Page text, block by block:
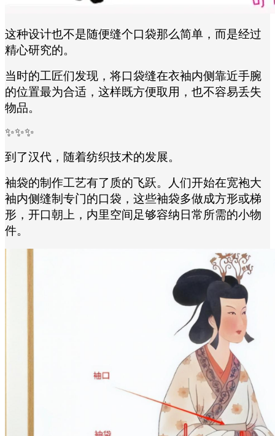
这种设计也不是随便缝个口袋那么简单，而是经过
精心研究的。
当时的工匠们发现，将口袋缝在衣袖内侧靠近手腕
的位置最为合适，这样既方便取用，也不容易丢失
物品。
✨✨✨
到了汉代，随着纺织技术的发展。
袖袋的制作工艺有了质的飞跃。人们开始在宽袍大
袖内侧缝制专门的口袋，这些袖袋多做成方形或梯
形，开口朝上，内里空间足够容纳日常所需的小物
件。